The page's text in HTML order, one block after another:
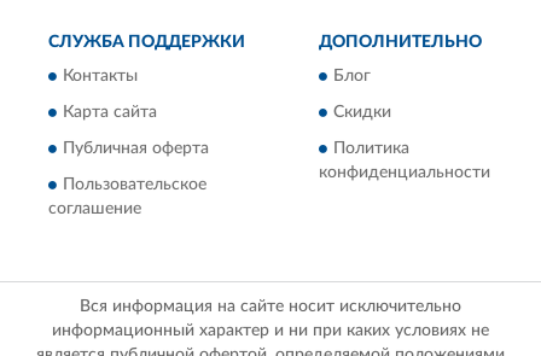
СЛУЖБА ПОДДЕРЖКИ
Контакты
Карта сайта
Публичная оферта
Пользовательское
соглашение
ДОПОЛНИТЕЛЬНО
Блог
Скидки
Политика
конфиденциальности
Вся информация на сайте носит исключительно
информационный характер и ни при каких условиях не